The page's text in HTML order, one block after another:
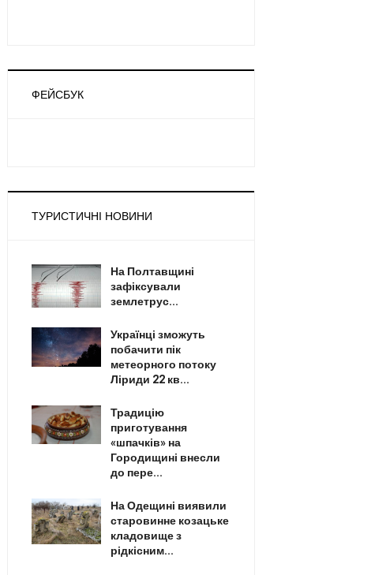
ФЕЙСБУК
ТУРИСТИЧНІ НОВИНИ
На Полтавщині
зафіксували
землетрус...
Українці зможуть
побачити пік
метеорного потоку
Ліриди 22 кв...
Традицію
приготування
«шпачків» на
Городищині внесли
до пере...
На Одещині виявили
старовинне козацьке
кладовище з
рідкісним...